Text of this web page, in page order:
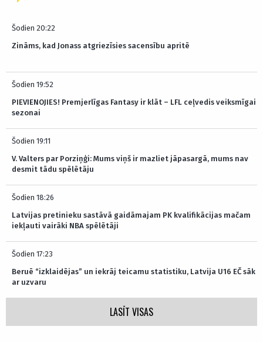
Šodien 20:22
Zināms, kad Jonass atgriezīsies sacensību apritē
Šodien 19:52
PIEVIENOJIES! Premjerlīgas Fantasy ir klāt – LFL ceļvedis veiksmīgai
sezonai
Šodien 19:11
V. Valters par Porziņģi: Mums viņš ir mazliet jāpasargā, mums nav
desmit tādu spēlētāju
Šodien 18:26
Latvijas pretinieku sastāvā gaidāmajam PK kvalifikācijas mačam
iekļauti vairāki NBA spēlētāji
Šodien 17:23
Beruē “izklaidējas” un iekrāj teicamu statistiku, Latvija U16 EČ sāk
ar uzvaru
LASĪT VISAS